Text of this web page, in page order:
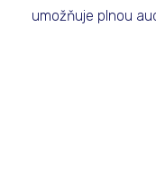
umožňuje plnou